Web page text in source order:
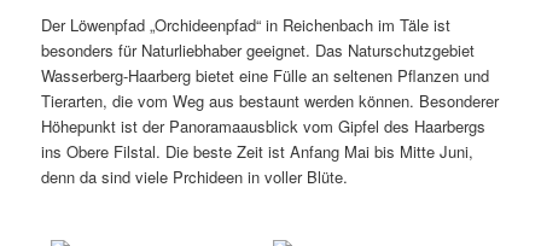
Der Löwenpfad „Orchideenpfad“ in Reichenbach im Täle ist
besonders für Naturliebhaber geeignet. Das Naturschutzgebiet
Wasserberg-Haarberg bietet eine Fülle an seltenen Pflanzen und
Tierarten, die vom Weg aus bestaunt werden können. Besonderer
Höhepunkt ist der Panoramaausblick vom Gipfel des Haarbergs
ins Obere Filstal. Die beste Zeit ist Anfang Mai bis Mitte Juni,
denn da sind viele Prchideen in voller Blüte.